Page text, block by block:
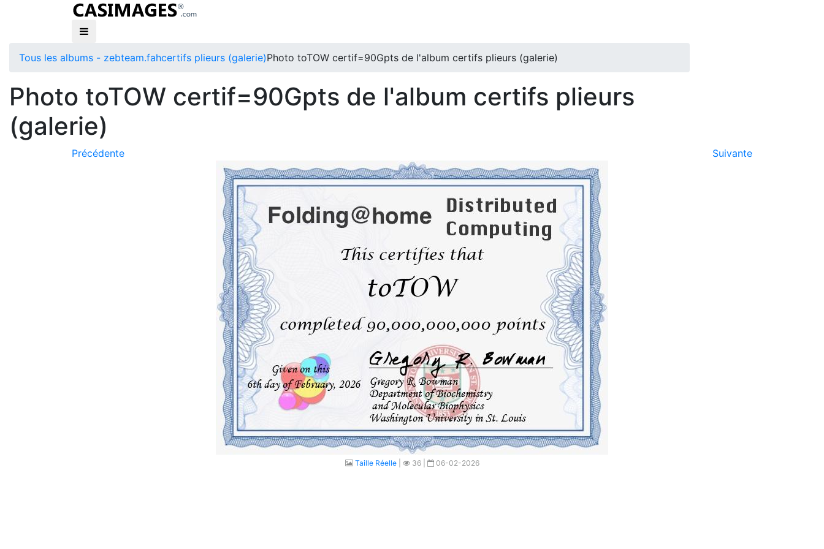
Tous les albums - zebteam.fahcertifs plieurs (galerie)Photo toTOW certif=90Gpts de l'album certifs plieurs (galerie)
Photo toTOW certif=90Gpts de l'album certifs plieurs
(galerie)
Précédente Suivante
Taille Réelle| 36 | 06-02-2026